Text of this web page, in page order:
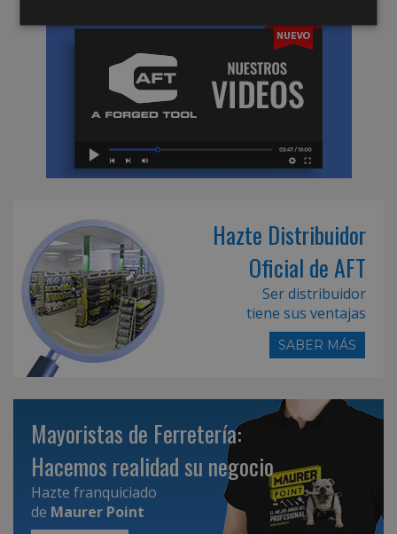
Hazte Distribuidor
Oficial de AFT
Ser distribuidor
tiene sus ventajas
SABER MÁS
Mayoristas de Ferretería:
Hacemos realidad su negocio
Hazte franquiciado
de Maurer Point